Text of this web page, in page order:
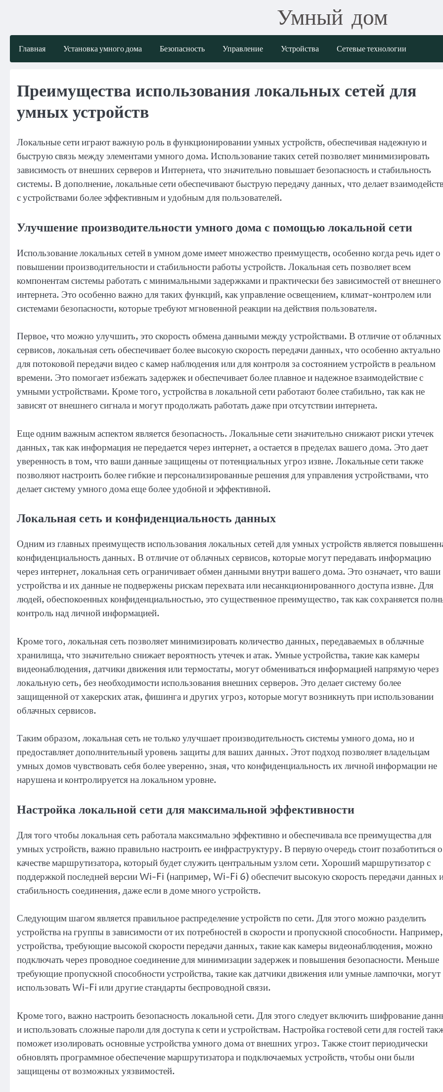
Умный дом
Главная Установка умного дома Безопасность Управление Устройства Сетевые технологии
Преимущества использования локальных сетей для
умных устройств
Локальные сети играют важную роль в функционировании умных устройств, обеспечивая надежную и
быструю связь между элементами умного дома. Использование таких сетей позволяет минимизировать
зависимость от внешних серверов и Интернета, что значительно повышает безопасность и стабильность
системы. В дополнение, локальные сети обеспечивают быструю передачу данных, что делает
с устройствами более эффективным и удобным для пользователей.
Улучшение производительности умного дома с помощью локальной сети
Использование локальных сетей в умном доме имеет множество преимуществ, особенно когда речь идет о
повышении производительности и стабильности работы устройств. Локальная сеть позволяет всем
компонентам системы работать с минимальными задержками и практически без зависимостей от внешнего
интернета. Это особенно важно для таких функций, как управление освещением, климат-контролем или
системами безопасности, которые требуют мгновенной реакции на действия пользователя.
Первое, что можно улучшить, это скорость обмена данными между устройствами. В отличие от облачных
сервисов, локальная сеть обеспечивает более высокую скорость передачи данных, что особенно актуально
для потоковой передачи видео с камер наблюдения или для контроля за состоянием устройств в реальном
времени. Это помогает избежать задержек и обеспечивает более плавное и надежное взаимодействие с
умными устройствами. Кроме того, устройства в локальной сети работают более стабильно, так как не
зависят от внешнего сигнала и могут продолжать работать даже при отсутствии интернета.
Еще одним важным аспектом является безопасность. Локальные сети значительно снижают риски утечек
данных, так как информация не передается через интернет, а остается в пределах вашего дома. Это дает
уверенность в том, что ваши данные защищены от потенциальных угроз извне. Локальные сети также
позволяют настроить более гибкие и персонализированные решения для управления устройствами, что
делает систему умного дома еще более удобной и эффективной.
Локальная сеть и конфиденциальность данных
Одним из главных преимуществ использования локальных сетей для умных устройств является
конфиденциальность данных. В отличие от облачных сервисов, которые могут передавать информацию
через интернет, локальная сеть ограничивает обмен данными внутри вашего дома. Это означает, что ваши
устройства и их данные не подвержены рискам перехвата или несанкционированного доступа извне. Для
людей, обеспокоенных конфиденциальностью, это существенное преимущество, так как сохраняется
контроль над личной информацией.
Кроме того, локальная сеть позволяет минимизировать количество данных, передаваемых в облачные
хранилища, что значительно снижает вероятность утечек и атак. Умные устройства, такие как камеры
видеонаблюдения, датчики движения или термостаты, могут обмениваться информацией напрямую через
локальную сеть, без необходимости использования внешних серверов. Это делает систему более
защищенной от хакерских атак, фишинга и других угроз, которые могут возникнуть при использовании
облачных сервисов.
Таким образом, локальная сеть не только улучшает производительность системы умного дома, но и
предоставляет дополнительный уровень защиты для ваших данных. Этот подход позволяет владельцам
умных домов чувствовать себя более уверенно, зная, что конфиденциальность их личной информации не
нарушена и контролируется на локальном уровне.
Настройка локальной сети для максимальной эффективности
Для того чтобы локальная сеть работала максимально эффективно и обеспечивала все преимущества для
умных устройств, важно правильно настроить ее инфраструктуру. В первую очередь стоит позаботиться о
качестве маршрутизатора, который будет служить центральным узлом сети. Хороший маршрутизатор с
поддержкой последней версии Wi-Fi (например, Wi-Fi 6) обеспечит высокую скорость передачи данных
стабильность соединения, даже если в доме много устройств.
Следующим шагом является правильное распределение устройств по сети. Для этого можно разделить
устройства на группы в зависимости от их потребностей в скорости и пропускной способности. Например,
устройства, требующие высокой скорости передачи данных, такие как камеры видеонаблюдения, можно
подключать через проводное соединение для минимизации задержек и повышения безопасности. Меньше
требующие пропускной способности устройства, такие как датчики движения или умные лампочки, могут
использовать Wi-Fi или другие стандарты беспроводной связи.
Кроме того, важно настроить безопасность локальной сети. Для этого следует включить шифрование
и использовать сложные пароли для доступа к сети и устройствам. Настройка гостевой сети для гостей
поможет изолировать основные устройства умного дома от внешних угроз. Также стоит периодически
обновлять программное обеспечение маршрутизатора и подключаемых устройств, чтобы они были
защищены от возможных уязвимостей.